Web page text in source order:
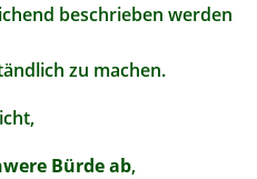
beschrieben werden
zu machen.
Bürde ab,